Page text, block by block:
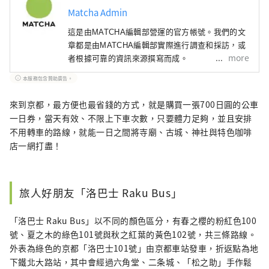
Matcha Admin
這是由MATCHA編輯部營運的官方帳號。我們的文
章都是由MATCHA編輯部實際進行調查和採訪，或
者根據可靠的資訊來源撰寫而成。
more
本服務包含贊助廣告。
來到京都，最方便也最省錢的方式，就是購買一張700日圓的公車
一日券，當天有效、不限上下車次數，只要體力足夠，並且安排
不用轉車的路線，就能一日之間將寺廟、古城、神社與特色咖啡
店一網打盡！
旅人好朋友「洛巴士 Raku Bus」
「洛巴士 Raku Bus」以不同的顏色區分，有春之櫻的粉紅色100
號、夏之木的綠色101號與秋之紅葉的黃色102號，共三條路線。
外表為綠色的京都「洛巴士101號」由京都車站發車，折返點為地
下鐵北大路站，其中會經過六角堂、二条城、「松之助」手作鬆